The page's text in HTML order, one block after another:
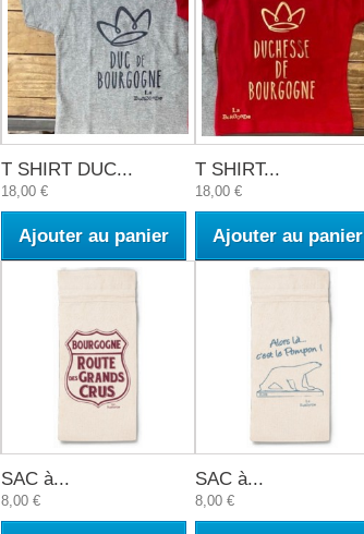
T SHIRT DUC...
18,00 €
Ajouter au panier
T SHIRT...
18,00 €
Ajouter au panier
SAC à...
8,00 €
SAC à...
8,00 €